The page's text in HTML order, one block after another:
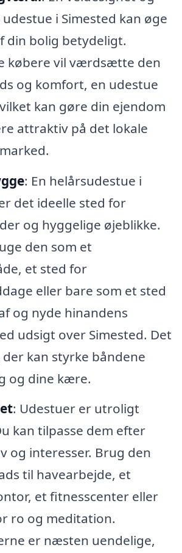
i Simested kan øge
din bolig betydeligt.
købere vil værdsætte den
og komfort, en udestue
kan gøre din ejendom
attraktiv på det lokale
: En helårsudestue i
det ideelle sted for
og hyggelige øjeblikke.
den som et
et sted for
eller bare som et sted
og nyde hinandens
udsigt over Simested. Det
kan styrke båndene
og dine kære.
: Udestuer er utroligt
kan tilpasse dem efter
og interesser. Brug den
til havearbejde, et
et fitnesscenter eller
ro og meditation.
er næsten uendelige,